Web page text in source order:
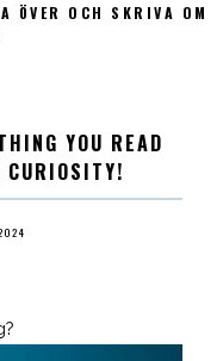
ÖVER OCH SKRIVA OM
YOU READ
CURIOSITY!